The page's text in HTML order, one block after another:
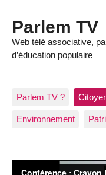
Parlem TV
Web télé associative,
d’éducation populaire
Parlem TV ?
Environnement